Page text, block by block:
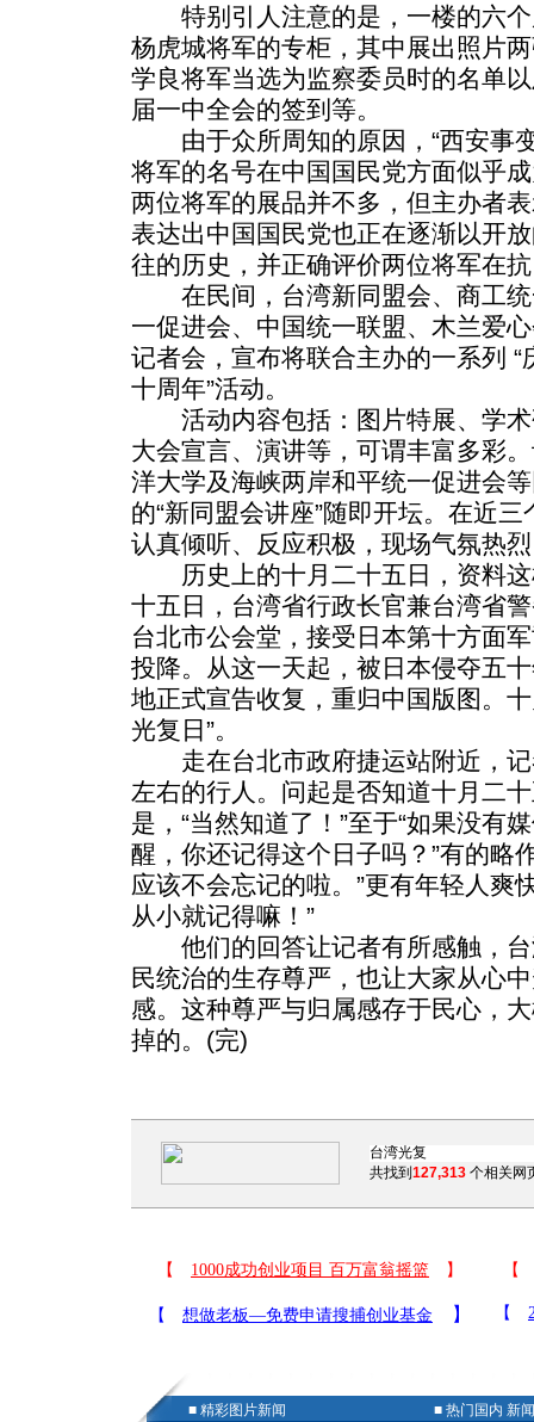
特别引人注意的是，一楼的六个
杨虎城将军的专柜，其中展出照片
学良将军当选为监察委员时的名单
届一中全会的签到等。
由于众所周知的原因，“西安事
将军的名号在中国国民党方面似乎
两位将军的展品并不多，但主办者
表达出中国国民党也正在逐渐以开
往的历史，并正确评价两位将军在
在民间，台湾新同盟会、商工统
一促进会、中国统一联盟、木兰爱
记者会，宣布将联合主办的一系列
十周年”活动。
活动内容包括：图片特展、学术
大会宣言、演讲等，可谓丰富多彩
洋大学及海峡两岸和平统一促进会
的“新同盟会讲座”随即开坛。在近
认真倾听、反应积极，现场气氛热
历史上的十月二十五日，资料这
十五日，台湾省行政长官兼台湾省
台北市公会堂，接受日本第十方面
投降。从这一天起，被日本侵夺五
地正式宣告收复，重归中国版图。
光复日”。
走在台北市政府捷运站附近，记
左右的行人。问起是否知道十月二
是，“当然知道了！”至于“如果没有
醒，你还记得这个日子吗？”有的略
应该不会忘记的啦。”更有年轻人爽
从小就记得嘛！”
他们的回答让记者有所感触，台
民统治的生存尊严，也让大家从心
感。这种尊严与归属感存于民心，
掉的。(完)
共找到 127,313 个相关网
■ 精彩图片新闻 ■ 热门国内 新